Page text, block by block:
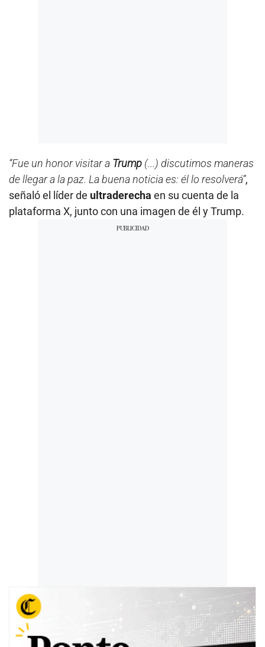
“Fue un honor visitar a Trump (...) discutimos maneras
de llegar a la paz. La buena noticia es: él lo resolverá”,
señaló el líder de ultraderecha en su cuenta de la
plataforma X, junto con una imagen de él y Trump.